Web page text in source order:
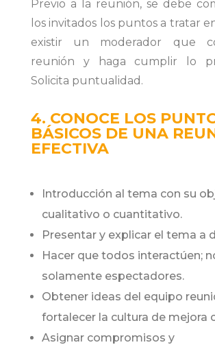
Previo a la reunión, se debe
los invitados los puntos a tratar
existir un moderador que
reunión y haga cumplir lo
Solicita puntualidad.
4. CONOCE LOS
BÁSICOS DE UNA
EFECTIVA
Introducción al tema con su
cualitativo o cuantitativo.
Presentar y explicar el tema a
Hacer que todos interactúen;
solamente espectadores.
Obtener ideas del equipo
fortalecer la cultura de mejora
Asignar compromisos y